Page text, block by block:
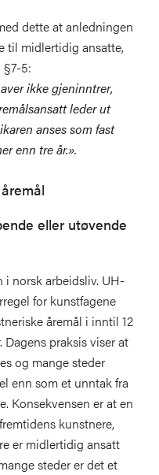
dette at anledningen
til midlertidig ansatte,
5:
ikke gjeninntrer,
leder ut
anses som fast
enn tre år.».
eller utøvende
i norsk arbeidsliv. UH-
for kunstfagene
åremål i inntil 12
praksis viser at
og mange steder
enn som et unntak fra
Konsekvensen er at en
kunstnere,
er midlertidig ansatt
steder er det et